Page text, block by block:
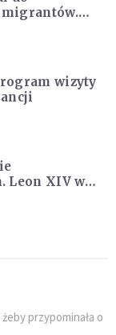
migrantów.
wizyty
Leon XIV w
przypominała o